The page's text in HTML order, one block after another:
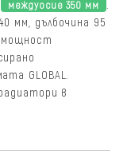
, междуосие 350 мм .
мм, дълбочина 95
мощност
GLOBAL.
в
месечни вноски
на